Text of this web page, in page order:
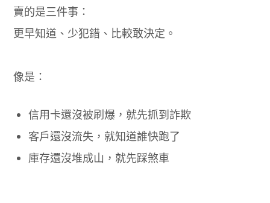
賣的是三件事：
更早知道、少犯錯、比較敢決定。
像是：
信用卡還沒被刷爆，就先抓到詐欺
客戶還沒流失，就知道誰快跑了
庫存還沒堆成山，就先踩煞車